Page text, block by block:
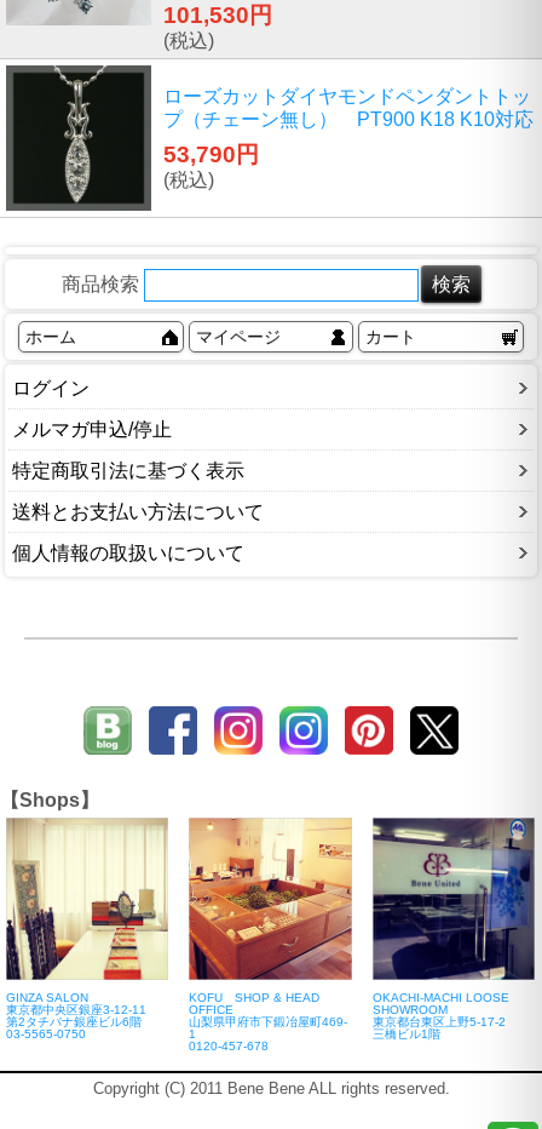
101,530円
(税込)
ローズカットダイヤモンドペンダントトッ
プ（チェーン無し） PT900 K18 K10対応
53,790円
(税込)
商品検索
ホーム マイページ カート
ログイン
メルマガ申込/停止
特定商取引法に基づく表示
送料とお支払い方法について
個人情報の取扱いについて
【Shops】
GINZA SALON
東京都中央区銀座3-12-11
第2タチバナ銀座ビル6階
03-5565-0750
KOFU SHOP & HEAD
OFFICE
山梨県甲府市下鍛冶屋町469-
1
0120-457-678
OKACHI-MACHI LOOSE
SHOWROOM
東京都台東区上野5-17-2
三橋ビル1階
Copyright (C) 2011 Bene Bene ALL rights reserved.